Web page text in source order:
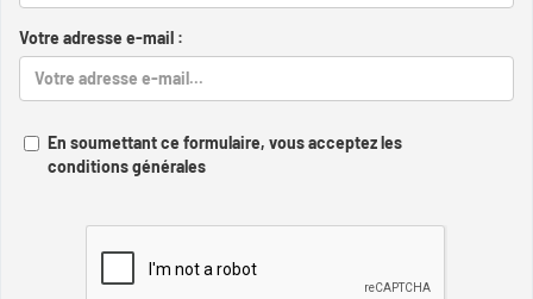
Votre adresse e-mail :
En soumettant ce formulaire, vous acceptez les
conditions générales